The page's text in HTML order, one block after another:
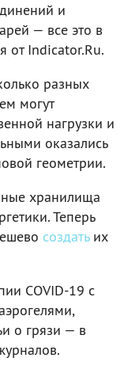
и
— все это в
от Indicator.Ru.
разных
могут
нагрузки и
оказались
геометрии.
хранилища
Теперь
создатьих
COVID-19 с
о грязи — в